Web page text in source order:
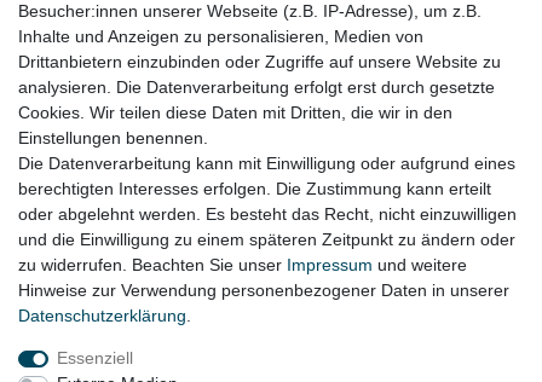
VW Touran II 5T Bj. 05.2015 – 2024
VW T-Roc A1 Bj. 11.2017 – 2024
VW T-Roc A1 Cabrio Bj. 03.2020 - 2024
Lieferzeit etwa 1 bis 3 Werktage
Besucher:innen unserer Webseite (z.B. IP-Adresse), um z.B.
Inhalte und Anzeigen zu personalisieren, Medien von
Drittanbietern einzubinden oder Zugriffe auf unsere Website zu
analysieren. Die Datenverarbeitung erfolgt erst durch gesetzte
Cookies. Wir teilen diese Daten mit Dritten, die wir in den
Einstellungen benennen.
Die Datenverarbeitung kann mit Einwilligung oder aufgrund eines
berechtigten Interesses erfolgen. Die Zustimmung kann erteilt
oder abgelehnt werden. Es besteht das Recht, nicht einzuwilligen
und die Einwilligung zu einem späteren Zeitpunkt zu ändern oder
zu widerrufen. Beachten Sie unser Impressum und weitere
Hinweise zur Verwendung personenbezogener Daten in unserer
Daten­schutz­erklärung
Essenziell
Impressum